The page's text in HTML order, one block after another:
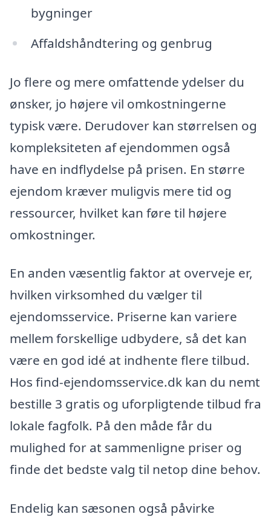
bygninger
Affaldshåndtering og genbrug
Jo flere og mere omfattende ydelser du
ønsker, jo højere vil omkostningerne
typisk være. Derudover kan størrelsen og
kompleksiteten af ejendommen også
have en indflydelse på prisen. En større
ejendom kræver muligvis mere tid og
ressourcer, hvilket kan føre til højere
omkostninger.
En anden væsentlig faktor at overveje er,
hvilken virksomhed du vælger til
ejendomsservice. Priserne kan variere
mellem forskellige udbydere, så det kan
være en god idé at indhente flere tilbud.
Hos find-ejendomsservice.dk kan du nemt
bestille 3 gratis og uforpligtende tilbud fra
lokale fagfolk. På den måde får du
mulighed for at sammenligne priser og
finde det bedste valg til netop dine behov.
Endelig kan sæsonen også påvirke